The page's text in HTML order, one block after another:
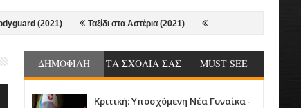
Ταξίδι στα Αστέρια (2021) Δεσμοί Γυναικών - Lingui (2021)
ΔΗΜΟΦΙΛΗ ΤΑ ΣΧΟΛΙΑ ΣΑΣ MUST SEE
Κριτική: Υποσχόμενη Νέα Γυναίκα -